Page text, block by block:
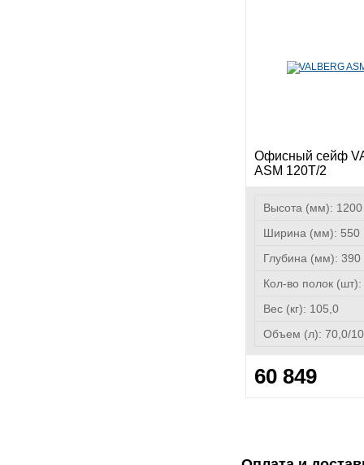
Офисный сейф
ASM 120T/2
Высота (мм): 1200
Ширина (мм): 550
Глубина (мм): 390
Кол-во полок (шт):
Вес (кг): 105,0
Объем (л): 70,0/
60 849